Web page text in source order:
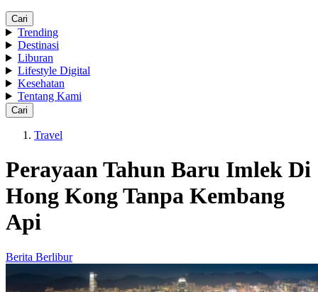
Cari
Trending
Destinasi
Liburan
Lifestyle Digital
Kesehatan
Tentang Kami
Cari
Travel
Perayaan Tahun Baru Imlek Di
Hong Kong Tanpa Kembang
Api
Berita Berlibur